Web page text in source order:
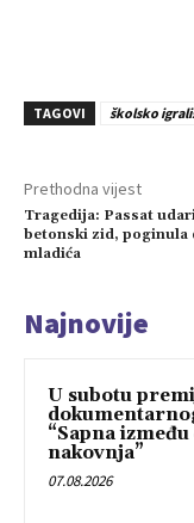
TAGOVI školsko
Prethodna vijest
Tragedija: Passat
betonski zid, poginula
mladića
Najnovije
U subotu
“Sapna
nakovnja”
07.08.2026